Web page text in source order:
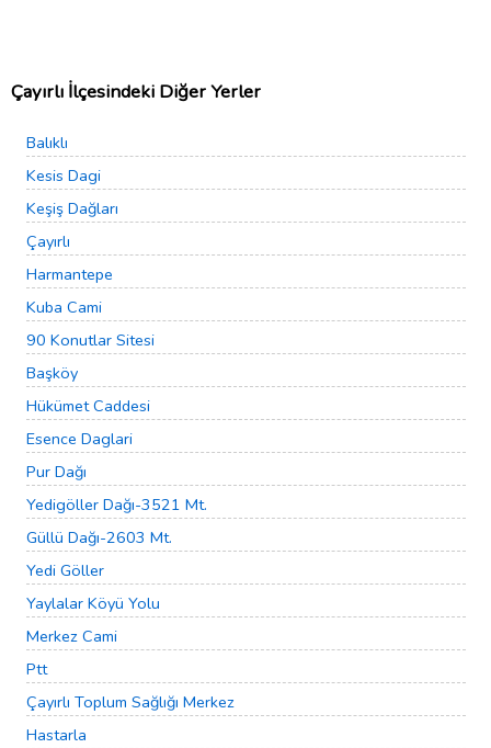
Çayırlı İlçesindeki Diğer Yerler
Balıklı
Kesis Dagi
Keşiş Dağları
Çayırlı
Harmantepe
Kuba Cami
90 Konutlar Sitesi
Başköy
Hükümet Caddesi
Esence Daglari
Pur Dağı
Yedigöller Dağı-3521 Mt.
Güllü Dağı-2603 Mt.
Yedi Göller
Yaylalar Köyü Yolu
Merkez Cami
Ptt
Çayırlı Toplum Sağlığı Merkez
Hastarla